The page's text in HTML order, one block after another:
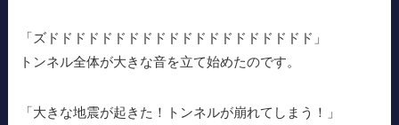
「ズドドドドドドドドドドドドドドドドドドドド」
トンネル全体が大きな音を立て始めたのです。
「大きな地震が起きた！トンネルが崩れてしまう！」